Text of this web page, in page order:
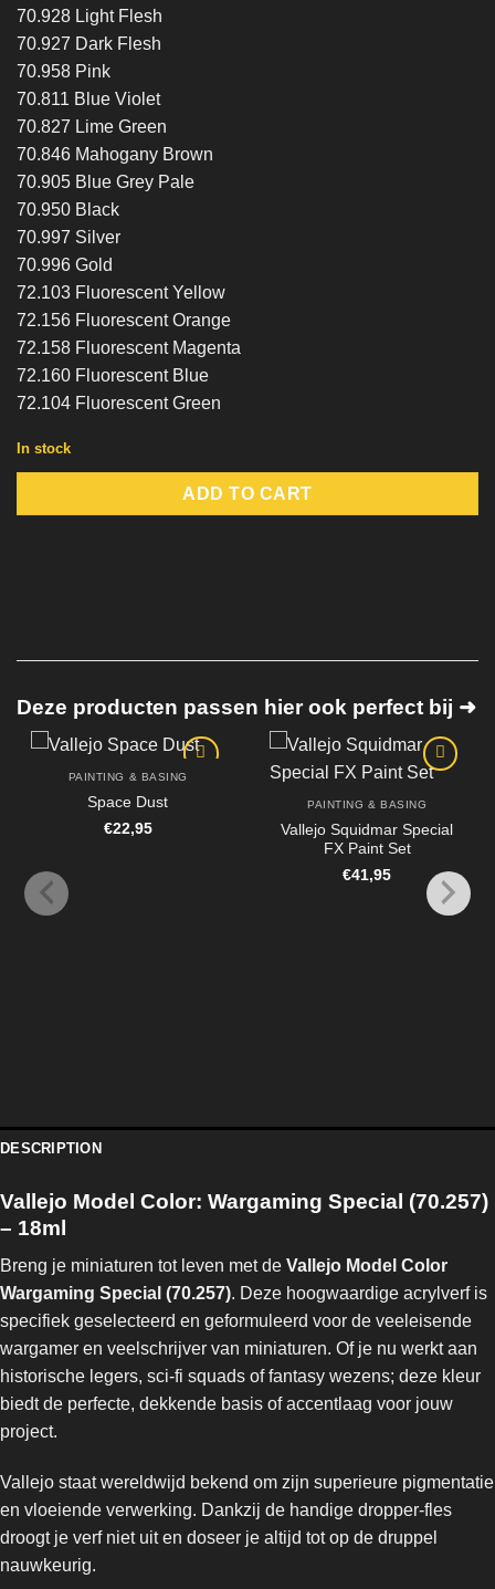
70.928 Light Flesh
70.927 Dark Flesh
70.958 Pink
70.811 Blue Violet
70.827 Lime Green
70.846 Mahogany Brown
70.905 Blue Grey Pale
70.950 Black
70.997 Silver
70.996 Gold
72.103 Fluorescent Yellow
72.156 Fluorescent Orange
72.158 Fluorescent Magenta
72.160 Fluorescent Blue
72.104 Fluorescent Green
In stock
ADD TO CART
Deze producten passen hier ook perfect bij ➜
PAINTING & BASING
Space Dust
€22,95
PAINTING & BASING
Vallejo Squidmar Special
FX Paint Set
€41,95
DESCRIPTION
Vallejo Model Color: Wargaming Special (70.257)
– 18ml
Breng je miniaturen tot leven met de Vallejo Model Color
Wargaming Special (70.257). Deze hoogwaardige acrylverf is
specifiek geselecteerd en geformuleerd voor de veeleisende
wargamer en veelschrijver van miniaturen. Of je nu werkt aan
historische legers, sci-fi squads of fantasy wezens; deze kleur
biedt de perfecte, dekkende basis of accentlaag voor jouw
project.
Vallejo staat wereldwijd bekend om zijn superieure pigmentatie
en vloeiende verwerking. Dankzij de handige dropper-fles
droogt je verf niet uit en doseer je altijd tot op de druppel
nauwkeurig.